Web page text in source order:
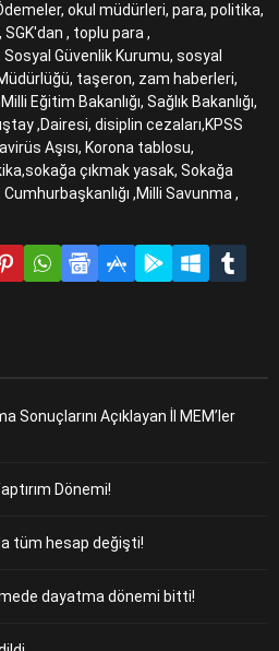
okul müdürleri, para, politika,
, toplu para ,
Güvenlik Kurumu, sosyal
taşeron, zam haberleri,
Eğitim Bakanlığı, Sağlık Bakanlığı,
,Dairesi, disiplin cezaları,KPSS
Aşısı, Korona tablosu,
çıkmak yasak, Sokağa
Cumhurbaşkanlığı ,Milli Savunma ,
Sonuçlarını Açıklayan İl MEM’ler
Dönemi!
tüm hesap değişti!
dayatma dönemi bitti!